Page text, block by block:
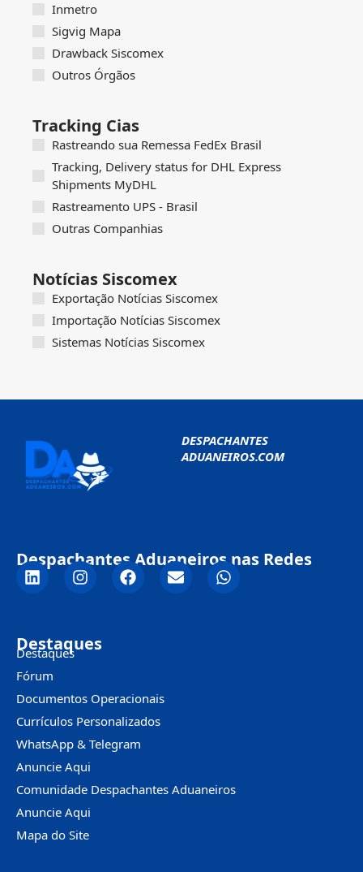
Inmetro
Sigvig Mapa
Drawback Siscomex
Outros Órgãos
Tracking Cias
Rastreando sua Remessa FedEx Brasil
Tracking, Delivery status for DHL Express
Shipments MyDHL
Rastreamento UPS - Brasil
Outras Companhias
Notícias Siscomex
Exportação Notícias Siscomex
Importação Notícias Siscomex
Sistemas Notícias Siscomex
DESPACHANTES
ADUANEIROS.COM
Despachantes Aduaneiros nas Redes
Destaques
Destaques
Fórum
Documentos Operacionais
Currículos Personalizados
WhatsApp & Telegram
Anuncie Aqui
Comunidade Despachantes Aduaneiros
Anuncie Aqui
Mapa do Site